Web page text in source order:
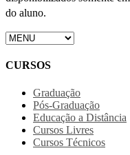
do aluno.
CURSOS
Graduação
Pós-Graduação
Educação a Distância
Cursos Livres
Cursos Técnicos